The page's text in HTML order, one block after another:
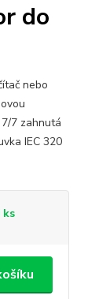
do
nebo
7 zahnutá
IEC 320
ks